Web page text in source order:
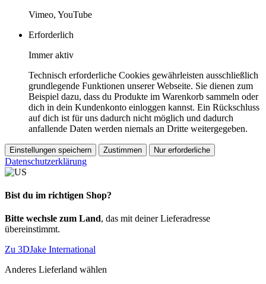
Vimeo, YouTube
Erforderlich
Immer aktiv
Technisch erforderliche Cookies gewährleisten ausschließlich
grundlegende Funktionen unserer Webseite. Sie dienen zum
Beispiel dazu, dass du Produkte im Warenkorb sammeln oder
dich in dein Kundenkonto einloggen kannst. Ein Rückschluss
auf dich ist für uns dadurch nicht möglich und dadurch
anfallende Daten werden niemals an Dritte weitergegeben.
Einstellungen speichern Zustimmen Nur erforderliche
Datenschutzerklärung
Bist du im richtigen Shop?
Bitte wechsle zum Land, das mit deiner Lieferadresse
übereinstimmt.
Zu 3DJake International
Anderes Lieferland wählen